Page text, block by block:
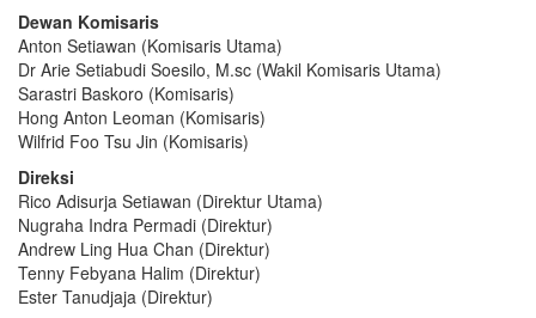
Dewan Komisaris
Anton Setiawan (Komisaris Utama)
Dr Arie Setiabudi Soesilo, M.sc (Wakil Komisaris Utama)
Sarastri Baskoro (Komisaris)
Hong Anton Leoman (Komisaris)
Wilfrid Foo Tsu Jin (Komisaris)
Direksi
Rico Adisurja Setiawan (Direktur Utama)
Nugraha Indra Permadi (Direktur)
Andrew Ling Hua Chan (Direktur)
Tenny Febyana Halim (Direktur)
Ester Tanudjaja (Direktur)